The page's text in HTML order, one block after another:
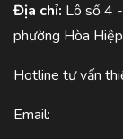
Địa chỉ: Lô số 4
phường Hòa
Hotline tư vấn
Email: